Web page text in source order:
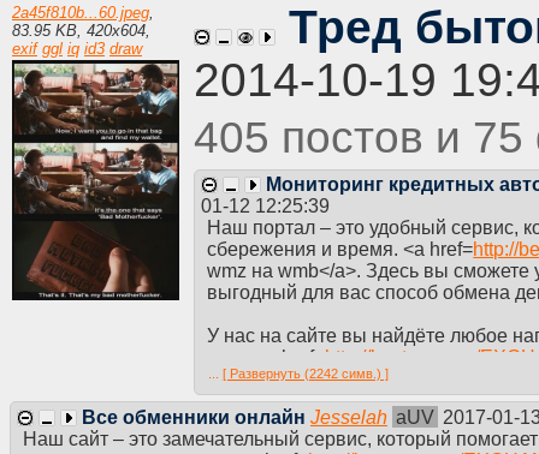
2a45f810b...60.jpeg,
83.95 KB, 420x604,
exif ggl iq id3 draw
Тред
2014-10-19
405 75
Мониторинг кредитных
01-12 12:25:39
Наш портал – это удобный сервис,
сбережения и время. <a href=http://
wmz на wmb</a>. Здесь вы сможете
выгодный для вас способ обмена
У нас на сайте вы найдёте любое
курс. <a href= http://bestcurs.org/
яндекс деньги</a>. Мы мониторим
работаем с различными
В нашей системе вы отыщите все
... [ Развернуть (2242 симв.) ]
Все обменники онлайн Jesselah aUV 2017-01-
Наш сайт – это замечательный сервис, который